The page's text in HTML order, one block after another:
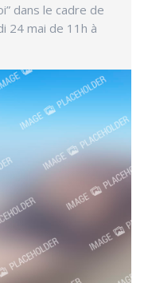
dans le cadre de
24 mai de 11h à